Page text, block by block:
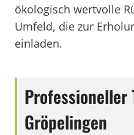
ökologisch wertvolle
Umfeld, die zur
einladen.
Professioneller
Gröpelingen